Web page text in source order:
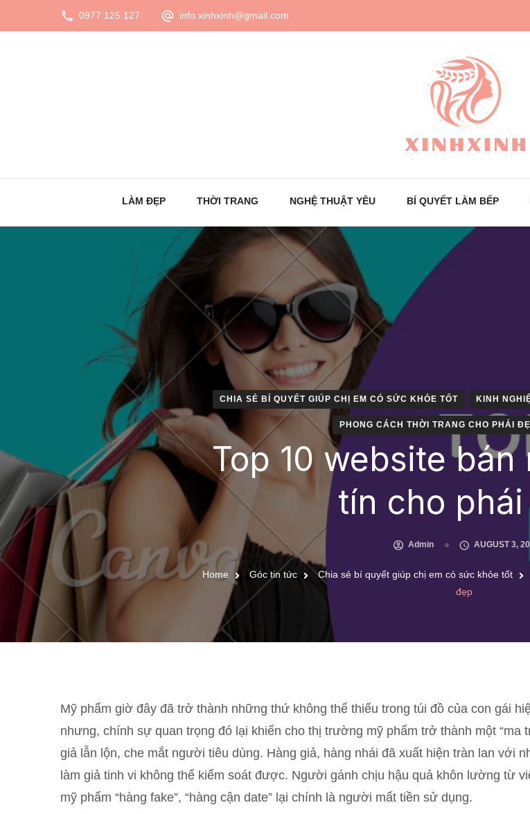
0977 125 127 info.xinhxinh@gmail.com
XinhXinh
Trang tin tức cho phái đẹp
LÀM ĐẸP THỜI TRANG NGHỆ THUẬT YÊU BÍ QUYẾT LÀM BẾP
CHIA SẺ BÍ QUYẾT GIÚP CHỊ EM CÓ SỨC KHỎE TỐT KINH
PHONG CÁCH THỜI TRANG CHO PHÁI
Top 10 website
tín cho
Admin AUGUST 3,
Home Góc tin tức Chia sẻ bí quyết giúp chị em có sức khỏe tốt
đẹp
Mỹ phẩm giờ đây đã trở thành những thứ không thể thiếu trong túi đồ của con gái
nhưng, chính sự quan trọng đó lại khiến cho thị trường mỹ phẩm trở thành một “ma
giả lẫn lộn, che mắt người tiêu dùng. Hàng giả, hàng nhái đã xuất hiện tràn lan với
làm giả tinh vi không thể kiểm soát được. Người gánh chịu hậu quả khôn lường từ
mỹ phẩm “hàng fake”, “hàng cận date” lại chính là người mất tiền sử dụng.